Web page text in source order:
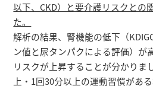
以下、CKD）と要介護リスクとの
た。
解析の結果、腎機能の低下（
ン値と尿タンパクによる評価）が
リスクが上昇することが分かりま
上・1回30分以上の運動習慣があ